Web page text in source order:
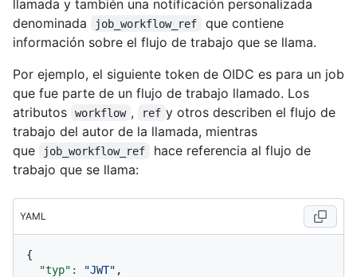
llamada y también una notificación personalizada
denominada
job_workflow_ref
que contiene
información sobre el flujo de trabajo que se llama.
Por ejemplo, el siguiente token de OIDC es para un job
que fue parte de un flujo de trabajo llamado. Los
atributos
workflow , ref y otros describen el flujo de
trabajo del autor de la llamada, mientras
que
job_workflow_ref
hace referencia al flujo de
trabajo que se llama:
YAML
{
"typ":
"JWT" ,